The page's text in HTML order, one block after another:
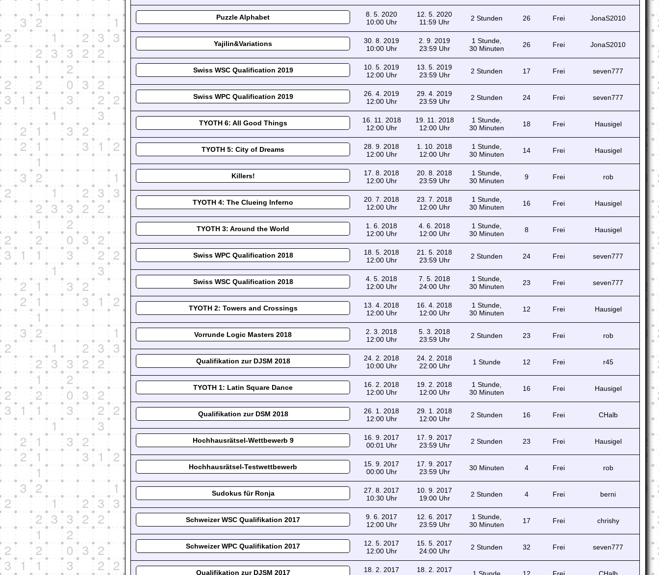
Puzzle Alphabet
8. 5. 2020
10:00 Uhr
12. 5. 2020
11:59 Uhr
2 Stunden 26 Frei JonaS2010
Yajilin&Variations
30. 8. 2019
10:00 Uhr
2. 9. 2019
23:59 Uhr
1 Stunde,
30 Minuten
26 Frei JonaS2010
Swiss WSC Qualification 2019
10. 5. 2019
12:00 Uhr
13. 5. 2019
23:59 Uhr
2 Stunden 17 Frei seven777
Swiss WPC Qualification 2019
26. 4. 2019
12:00 Uhr
29. 4. 2019
23:59 Uhr
2 Stunden 24 Frei seven777
TYOTH 6: All Good Things
16. 11. 2018
12:00 Uhr
19. 11. 2018
12:00 Uhr
1 Stunde,
30 Minuten
18 Frei Hausigel
TYOTH 5: City of Dreams
28. 9. 2018
12:00 Uhr
1. 10. 2018
12:00 Uhr
1 Stunde,
30 Minuten
14 Frei Hausigel
Killers!
17. 8. 2018
12:00 Uhr
20. 8. 2018
23:59 Uhr
1 Stunde,
30 Minuten
9 Frei rob
TYOTH 4: The Clueing Inferno
20. 7. 2018
12:00 Uhr
23. 7. 2018
12:00 Uhr
1 Stunde,
30 Minuten
16 Frei Hausigel
TYOTH 3: Around the World
1. 6. 2018
12:00 Uhr
4. 6. 2018
12:00 Uhr
1 Stunde,
30 Minuten
8 Frei Hausigel
Swiss WPC Qualification 2018
18. 5. 2018
12:00 Uhr
21. 5. 2018
23:59 Uhr
2 Stunden 24 Frei seven777
Swiss WSC Qualification 2018
4. 5. 2018
12:00 Uhr
7. 5. 2018
24:00 Uhr
1 Stunde,
30 Minuten
23 Frei seven777
TYOTH 2: Towers and Crossings
13. 4. 2018
12:00 Uhr
16. 4. 2018
12:00 Uhr
1 Stunde,
30 Minuten
12 Frei Hausigel
Vorrunde Logic Masters 2018
2. 3. 2018
12:00 Uhr
5. 3. 2018
23:59 Uhr
2 Stunden 23 Frei rob
Qualifikation zur DJSM 2018
24. 2. 2018
10:00 Uhr
24. 2. 2018
22:00 Uhr
1 Stunde 12 Frei r45
TYOTH 1: Latin Square Dance
16. 2. 2018
12:00 Uhr
19. 2. 2018
12:00 Uhr
1 Stunde,
30 Minuten
16 Frei Hausigel
Qualifikation zur DSM 2018
26. 1. 2018
12:00 Uhr
29. 1. 2018
12:00 Uhr
2 Stunden 16 Frei CHalb
Hochhausrätsel-Wettbewerb 9
16. 9. 2017
00:01 Uhr
17. 9. 2017
23:59 Uhr
2 Stunden 23 Frei Hausigel
Hochhausrätsel-Testwettbewerb
15. 9. 2017
00:00 Uhr
17. 9. 2017
23:59 Uhr
30 Minuten 4 Frei rob
Sudokus für Ronja
27. 8. 2017
10:30 Uhr
10. 9. 2017
19:00 Uhr
2 Stunden 4 Frei berni
Schweizer WSC Qualifikation 2017
9. 6. 2017
12:00 Uhr
12. 6. 2017
23:59 Uhr
1 Stunde,
30 Minuten
17 Frei chrishy
Schweizer WPC Qualifikation 2017
12. 5. 2017
12:00 Uhr
15. 5. 2017
24:00 Uhr
2 Stunden 32 Frei seven777
Qualifikation zur DJSM 2017
18. 2. 2017
18. 2. 2017
1 Stunde 12 Frei CHalb